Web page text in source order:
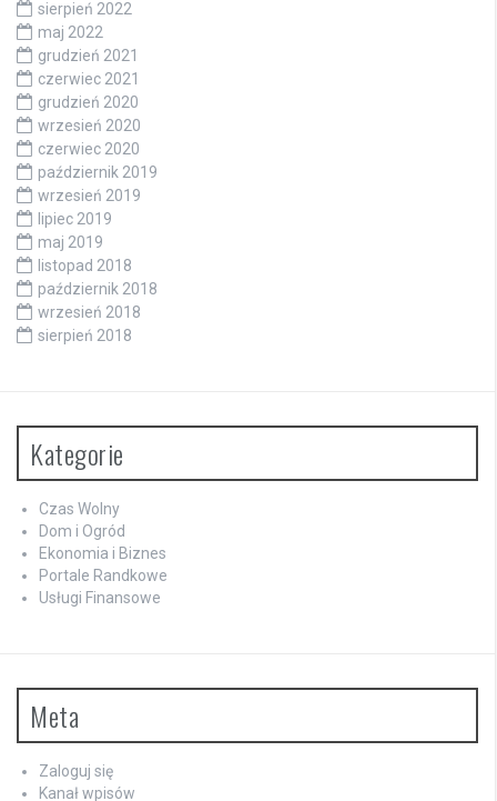
sierpień 2022
maj 2022
grudzień 2021
czerwiec 2021
grudzień 2020
wrzesień 2020
czerwiec 2020
październik 2019
wrzesień 2019
lipiec 2019
maj 2019
listopad 2018
październik 2018
wrzesień 2018
sierpień 2018
Kategorie
Czas Wolny
Dom i Ogród
Ekonomia i Biznes
Portale Randkowe
Usługi Finansowe
Meta
Zaloguj się
Kanał wpisów